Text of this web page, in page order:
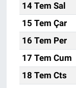
14 Tem Sal
15 Tem Çar
16 Tem Per
17 Tem Cum
18 Tem Cts